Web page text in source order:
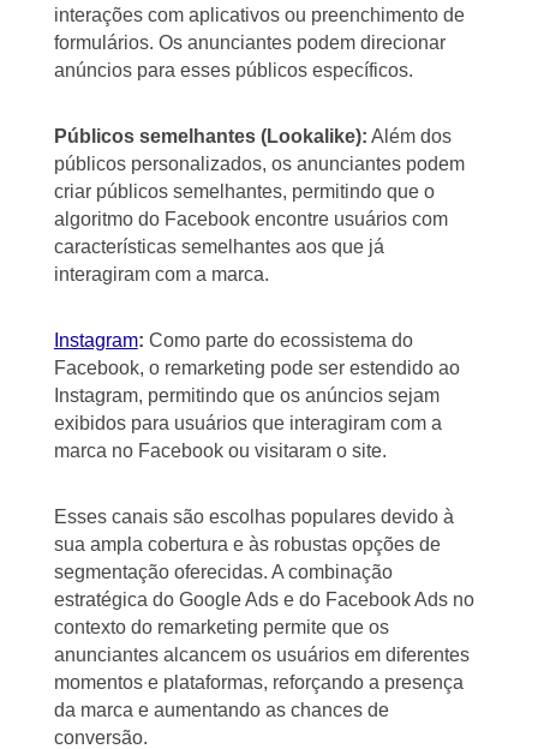
interações com aplicativos ou preenchimento de
formulários. Os anunciantes podem direcionar
anúncios para esses públicos específicos.
Públicos semelhantes (Lookalike): Além dos
públicos personalizados, os anunciantes podem
criar públicos semelhantes, permitindo que o
algoritmo do Facebook encontre usuários com
características semelhantes aos que já
interagiram com a marca.
Instagram: Como parte do ecossistema do
Facebook, o remarketing pode ser estendido ao
Instagram, permitindo que os anúncios sejam
exibidos para usuários que interagiram com a
marca no Facebook ou visitaram o site.
Esses canais são escolhas populares devido à
sua ampla cobertura e às robustas opções de
segmentação oferecidas. A combinação
estratégica do Google Ads e do Facebook Ads no
contexto do remarketing permite que os
anunciantes alcancem os usuários em diferentes
momentos e plataformas, reforçando a presença
da marca e aumentando as chances de
conversão.